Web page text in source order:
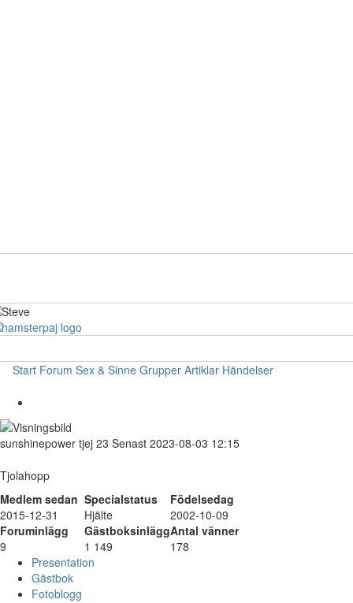
Start Forum Sex & Sinne Grupper Artiklar Händelser
sunshinepower tjej 23 Senast 2023-08-03 12:15
Tjolahopp
Medlem sedan Specialstatus
Födelsedag
2015-12-31
Hjälte
2002-10-09
Foruminlägg
GästboksinläggAntal vänner
9
1 149
178
Presentation
Gästbok
Fotoblogg